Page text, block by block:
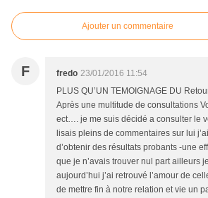
Ajouter un commentaire
F fredo 23/01/2016 11:54
PLUS QU’UN TEMOIGNAGE DU
Après une multitude de consultations
ect…. je me suis décidé a consulter le
lisais pleins de commentaires sur lui
d’obtenir des résultats probants -une
que je n’avais trouver nul part ailleurs
aujourd’hui j’ai retrouvé l’amour de
de mettre fin à notre relation et vie un